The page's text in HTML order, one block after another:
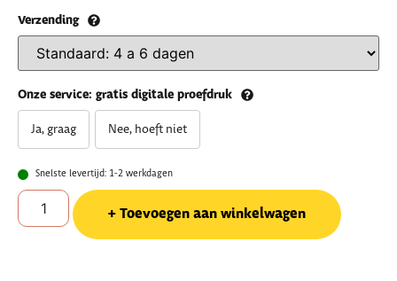
Verzending
Onze service: gratis digitale proefdruk
Ja, graag Nee, hoeft niet
Snelste levertijd: 1-2 werkdagen
Toevoegen aan winkelwagen